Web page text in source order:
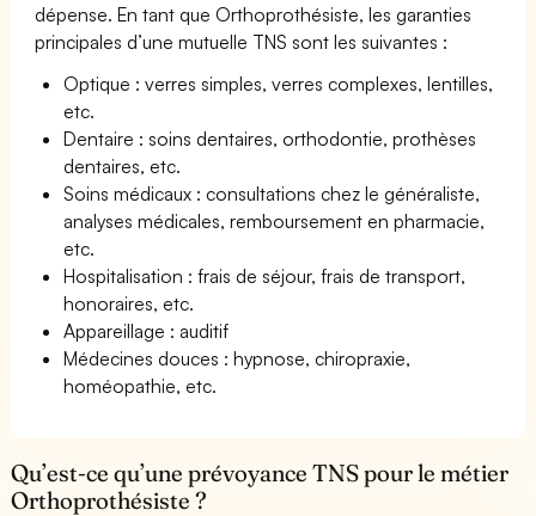
dépense. En tant que Orthoprothésiste, les garanties
principales d’une mutuelle TNS sont les suivantes :
Optique : verres simples, verres complexes, lentilles,
etc.
Dentaire : soins dentaires, orthodontie, prothèses
dentaires, etc.
Soins médicaux : consultations chez le généraliste,
analyses médicales, remboursement en pharmacie,
etc.
Hospitalisation : frais de séjour, frais de transport,
honoraires, etc.
Appareillage : auditif
Médecines douces : hypnose, chiropraxie,
homéopathie, etc.
Qu’est-ce qu’une prévoyance TNS pour le métier
Orthoprothésiste ?